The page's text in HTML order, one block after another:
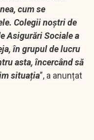
cum se
Colegii noștri de
Asigurări Sociale a
în grupul de lucru
asta, încercând să
situația”, a anunțat